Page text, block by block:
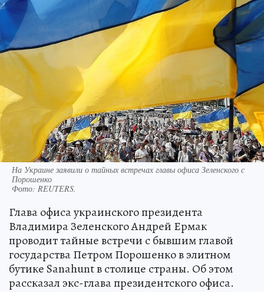
На Украине заявили о тайных встречах главы офиса Зеленского с
Порошенко
Фото: REUTERS.
Глава офиса украинского президента
Владимира Зеленского Андрей Ермак
проводит тайные встречи с бывшим главой
государства Петром Порошенко в элитном
бутике Sanahunt в столице страны. Об этом
рассказал экс-глава президентского офиса.